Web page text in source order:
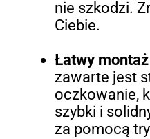
nie szkodzi.
Ciebie.
Łatwy montaż
zawarte jest
oczkowanie,
szybki i
za pomocą